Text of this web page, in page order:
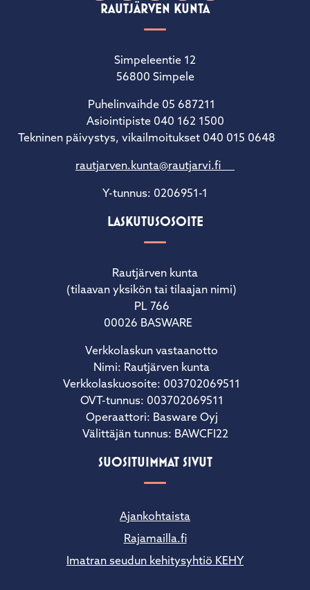
RAUTJÄRVEN KUNTA
Simpeleentie 12
56800 Simpele
Puhelinvaihde 05 687211
Asiointipiste 040 162 1500
Tekninen päivystys, vikailmoitukset 040 015 0648
rautjarven.kunta@rautjarvi.fi
Y-tunnus: 0206951-1
LASKUTUSOSOITE
Rautjärven kunta
(tilaavan yksikön tai tilaajan nimi)
PL 766
00026 BASWARE
Verkkolaskun vastaanotto
Nimi: Rautjärven kunta
Verkkolaskuosoite: 003702069511
OVT-tunnus: 003702069511
Operaattori: Basware Oyj
Välittäjän tunnus: BAWCFI22
SUOSITUIMMAT SIVUT
Ajankohtaista
Rajamailla.fi
Imatran seudun kehitysyhtiö KEHY